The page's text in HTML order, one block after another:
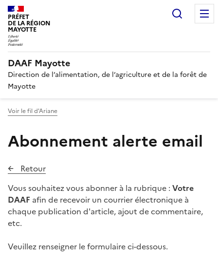
PRÉFET
DE LA RÉGION
MAYOTTE
DAAF Mayotte
Direction de l’alimentation, de l’agriculture et de la forêt de
Mayotte
Voir le fil d'Ariane
Abonnement alerte email
Retour
Vous souhaitez vous abonner à la rubrique : Votre
DAAF afin de recevoir un courrier électronique à
chaque publication d'article, ajout de commentaire,
etc.
Veuillez renseigner le formulaire ci-dessous.